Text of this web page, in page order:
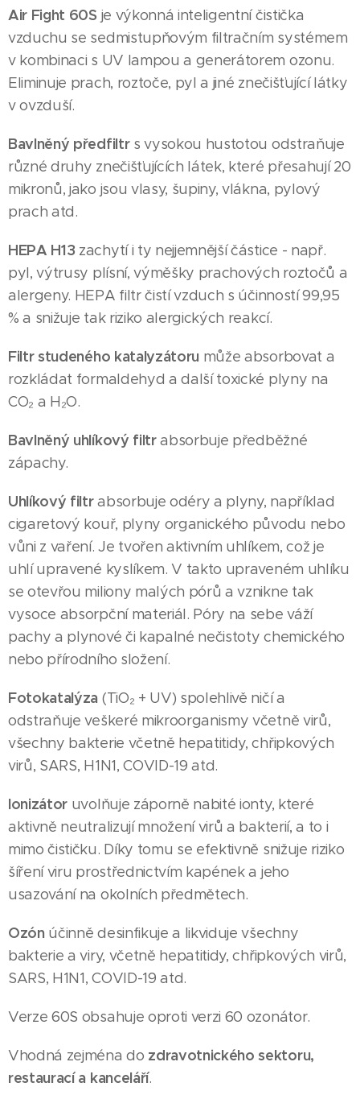
Air Fight 60S je výkonná inteligentní čistička
vzduchu se sedmistupňovým filtračním systémem
v kombinaci s UV lampou a generátorem ozonu.
Eliminuje prach, roztoče, pyl a jiné znečišťující látky
v ovzduší.
Bavlněný předfiltrs vysokou hustotou odstraňuje
různé druhy znečišťujících látek, které přesahují 20
mikronů, jako jsou vlasy, šupiny, vlákna, pylový
prach atd.
HEPA H13 zachytí i ty nejjemnější částice - např.
pyl, výtrusy plísní, výměšky prachových roztočů a
alergeny. HEPA filtr čistí vzduch s účinností 99,95
% a snižuje tak riziko alergických reakcí.
Filtr studeného katalyzátoru může absorbovat a
rozkládat formaldehyd a další toxické plyny na
CO₂ a H₂O.
Bavlněný uhlíkový filtrabsorbuje předběžné
zápachy.
Uhlíkový filtrabsorbuje odéry a plyny, například
cigaretový kouř, plyny organického původu nebo
vůni z vaření. Je tvořen aktivním uhlíkem, což je
uhlí upravené kyslíkem. V takto upraveném uhlíku
se otevřou miliony malých pórů a vznikne tak
vysoce absorpční materiál. Póry na sebe váží
pachy a plynové či kapalné nečistoty chemického
nebo přírodního složení.
Fotokatalýza (TiO₂ + UV) spolehlivě ničí a
odstraňuje veškeré mikroorganismy včetně virů,
všechny bakterie včetně hepatitidy, chřipkových
virů, SARS, H1N1, COVID-19 atd.
Ionizátor uvolňuje záporně nabité ionty, které
aktivně neutralizují množení virů a bakterií, a to i
mimo čističku. Díky tomu se efektivně snižuje riziko
šíření viru prostřednictvím kapének a jeho
usazování na okolních předmětech.
Ozónúčinně desinfikuje a likviduje všechny
bakterie a viry, včetně hepatitidy, chřipkových virů,
SARS, H1N1, COVID-19 atd.
Verze 60S obsahuje oproti verzi 60 ozonátor.
Vhodná zejména do zdravotnického sektoru,
restaurací a kanceláří.